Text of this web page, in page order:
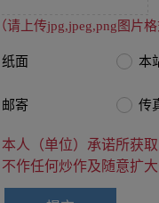
（请上传jpg,jpeg,png图片
纸面 本
邮寄 传
本人（单位）承诺所获
不作任何炒作及随意扩大